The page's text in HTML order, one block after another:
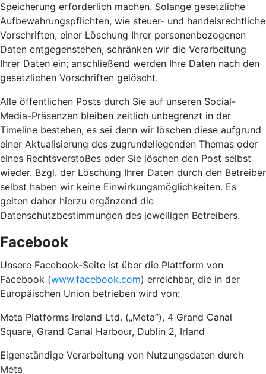
Speicherung erforderlich machen. Solange gesetzliche
Aufbewahrungspflichten, wie steuer- und handelsrechtliche
Vorschriften, einer Löschung Ihrer personenbezogenen
Daten entgegenstehen, schränken wir die Verarbeitung
Ihrer Daten ein; anschließend werden Ihre Daten nach den
gesetzlichen Vorschriften gelöscht.
Alle öffentlichen Posts durch Sie auf unseren Social-
Media-Präsenzen bleiben zeitlich unbegrenzt in der
Timeline bestehen, es sei denn wir löschen diese aufgrund
einer Aktualisierung des zugrundeliegenden Themas oder
eines Rechtsverstoßes oder Sie löschen den Post selbst
wieder. Bzgl. der Löschung Ihrer Daten durch den Betreiber
selbst haben wir keine Einwirkungsmöglichkeiten. Es
gelten daher hierzu ergänzend die
Datenschutzbestimmungen des jeweiligen Betreibers.
Facebook
Unsere Facebook-Seite ist über die Plattform von
Facebook (www.facebook.com) erreichbar, die in der
Europäischen Union betrieben wird von:
Meta Platforms Ireland Ltd. („Meta”), 4 Grand Canal
Square, Grand Canal Harbour, Dublin 2, Irland
Eigenständige Verarbeitung von Nutzungsdaten durch
Meta